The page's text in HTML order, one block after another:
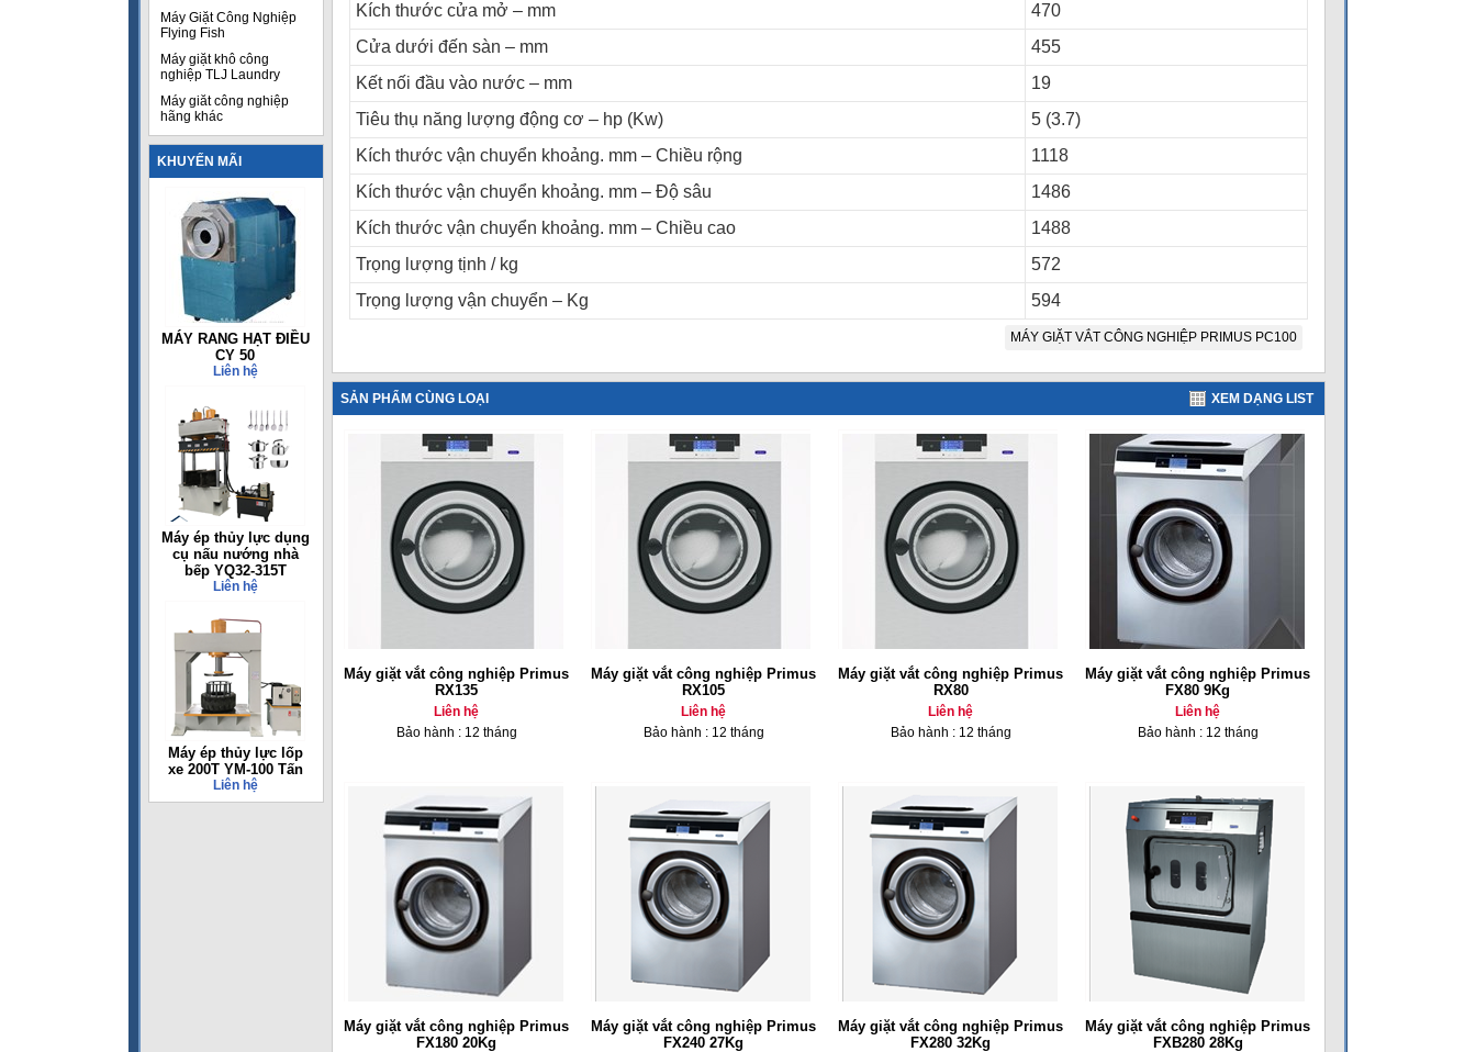
Máy Giặt Công Nghiệp
Flying Fish
Máy giặt khô công
nghiệp TLJ Laundry
Máy giăt công nghiệp
hãng khác
KHUYẾN MÃI
MÁY RANG HẠT ĐIỀU
CY 50
Liên hệ
Máy ép thủy lực dụng
cụ nấu nướng nhà
bếp YQ32-315T
Liên hệ
Máy ép thủy lực lốp
xe 200T YM-100 Tấn
Liên hệ
Kích thước cửa mở – mm
470
Cửa dưới đến sàn – mm
455
Kết nối đầu vào nước – mm
19
Tiêu thụ năng lượng động cơ – hp (Kw)
5 (3.7)
Kích thước vận chuyển khoảng. mm – Chiều rộng
1118
Kích thước vận chuyển khoảng. mm – Độ sâu
1486
Kích thước vận chuyển khoảng. mm – Chiều cao
1488
Trọng lượng tịnh / kg
572
Trọng lượng vận chuyển – Kg
594
MÁY GIẶT VẮT CÔNG NGHIỆP PRIMUS PC100
SẢN PHẨM CÙNG LOẠI XEM DẠNG LIST
Máy giặt vắt công nghiệp Primus
RX135
Liên hệ
Bảo hành : 12 tháng
Máy giặt vắt công nghiệp Primus
RX105
Liên hệ
Bảo hành : 12 tháng
Máy giặt vắt công nghiệp Primus
RX80
Liên hệ
Bảo hành : 12 tháng
Máy giặt vắt công nghiệp Primus
FX80 9Kg
Liên hệ
Bảo hành : 12 tháng
Máy giặt vắt công nghiệp Primus
FX180 20Kg
Máy giặt vắt công nghiệp Primus
FX240 27Kg
Máy giặt vắt công nghiệp Primus
FX280 32Kg
Máy giặt vắt công nghiệp Primus
FXB280 28Kg